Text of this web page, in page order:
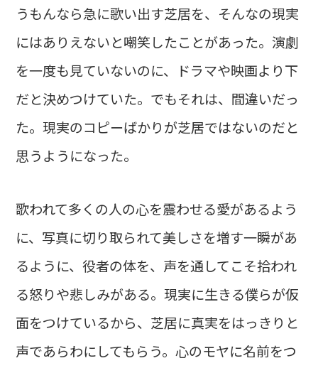
うもんなら急に歌い出す芝居を、そんなの現実
にはありえないと嘲笑したことがあった。演劇
を一度も見ていないのに、ドラマや映画より下
だと決めつけていた。でもそれは、間違いだっ
た。現実のコピーばかりが芝居ではないのだと
思うようになった。
歌われて多くの人の心を震わせる愛があるよう
に、写真に切り取られて美しさを増す一瞬があ
るように、役者の体を、声を通してこそ拾われ
る怒りや悲しみがある。現実に生きる僕らが仮
面をつけているから、芝居に真実をはっきりと
声であらわにしてもらう。心のモヤに名前をつ